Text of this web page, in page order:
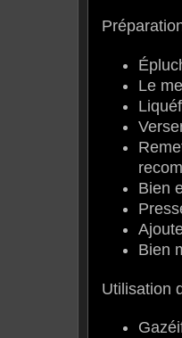
Le
Bien
Bien
Utilisation